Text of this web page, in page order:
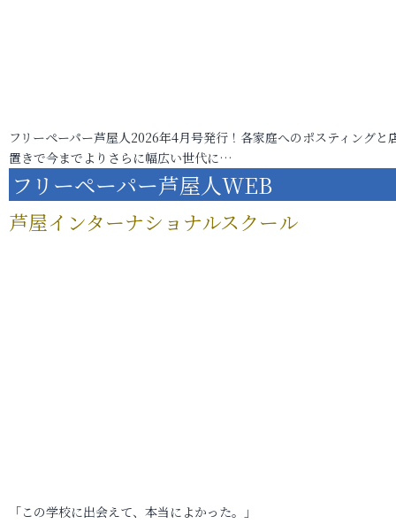
フリーペーパー芦屋人2026年4月号発行！各家庭へのポスティングと
置きで今までよりさらに幅広い世代に…
フリーペーパー芦屋人WEB
芦屋インターナショナルスクール
「この学校に出会えて、本当によかった。」